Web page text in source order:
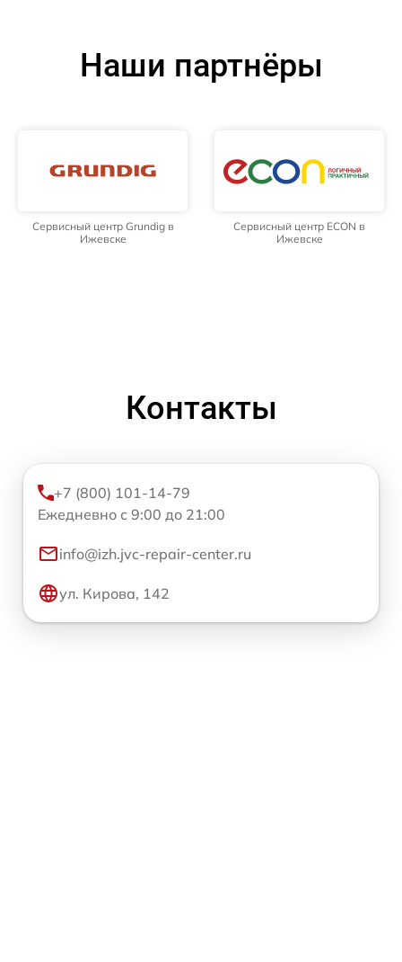
Наши партнёры
Сервисный центр Grundig в
Ижевске
Сервисный центр ECON в
Ижевске
Контакты
+7 (800) 101-14-79
Ежедневно с 9:00 до 21:00
info@izh.jvc-repair-center.ru
ул. Кирова, 142